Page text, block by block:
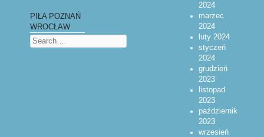
PIŁA POZNAŃ
WROCŁAW
Search
2024
marzec
2024
luty 2024
styczeń
2024
grudzień
2023
listopad
2023
październik
2023
wrzesień